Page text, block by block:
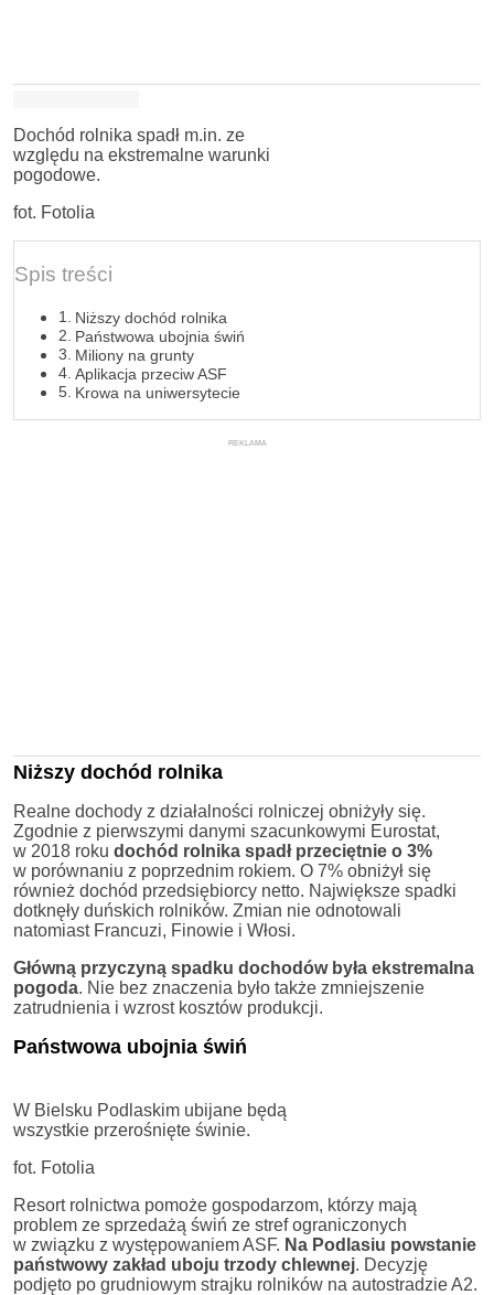
Dochód rolnika spadł m.in. ze
względu na ekstremalne warunki
pogodowe.
fot. Fotolia
Spis treści
Niższy dochód rolnika
Państwowa ubojnia świń
Miliony na grunty
Aplikacja przeciw ASF
Krowa na uniwersytecie
REKLAMA
Niższy dochód rolnika
Realne dochody z działalności rolniczej obniżyły się.
Zgodnie z pierwszymi danymi szacunkowymi Eurostat,
w 2018 roku dochód rolnika spadł przeciętnie o 3%
w porównaniu z poprzednim rokiem. O 7% obniżył się
również dochód przedsiębiorcy netto. Największe spadki
dotknęły duńskich rolników. Zmian nie odnotowali
natomiast Francuzi, Finowie i Włosi.
Główną przyczyną spadku dochodów była ekstremalna
pogoda. Nie bez znaczenia było także zmniejszenie
zatrudnienia i wzrost kosztów produkcji.
Państwowa ubojnia świń
W Bielsku Podlaskim ubijane będą
wszystkie przerośnięte świnie.
fot. Fotolia
Resort rolnictwa pomoże gospodarzom, którzy mają
problem ze sprzedażą świń ze stref ograniczonych
w związku z występowaniem ASF. Na Podlasiu powstanie
państwowy zakład uboju trzody chlewnej. Decyzję
podjęto po grudniowym strajku rolników na autostradzie A2.